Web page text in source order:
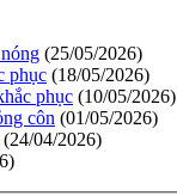
(25/05/2026)
phục (18/05/2026)
phục (10/05/2026)
côn (01/05/2026)
(24/04/2026)